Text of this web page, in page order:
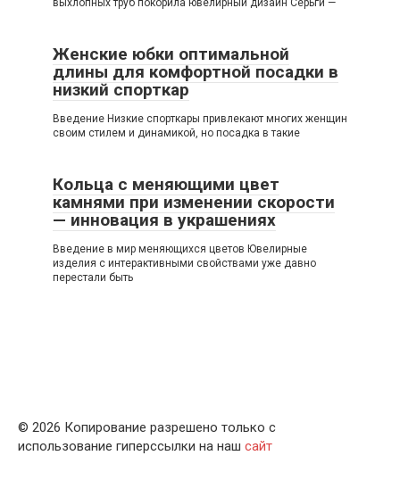
Женские юбки оптимальной
длины для комфортной посадки в
низкий спорткар
Введение Низкие спорткары привлекают многих женщин
своим стилем и динамикой, но посадка в такие
Кольца с меняющими цвет
камнями при изменении скорости
— инновация в украшениях
Введение в мир меняющихся цветов Ювелирные
изделия с интерактивными свойствами уже давно
перестали быть
© 2026 Копирование разрешено только с
использование гиперссылки на наш сайт